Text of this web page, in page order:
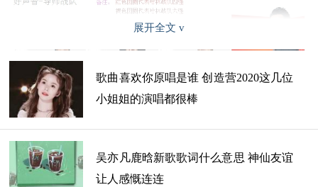
展开全文
歌曲喜欢你原唱是谁 创造营2020这几位
小姐姐的演唱都很棒
吴亦凡鹿晗新歌歌词什么意思 神仙友谊
让人感慨连连